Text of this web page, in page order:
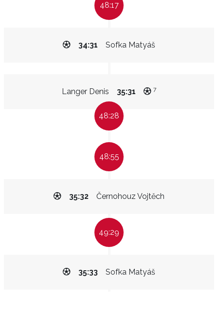
48:17
Sofka Matyáš
34:31
Langer Denis 35:31 7
48:28
48:55
Černohouz Vojtěch
35:32
49:29
Sofka Matyáš
35:33